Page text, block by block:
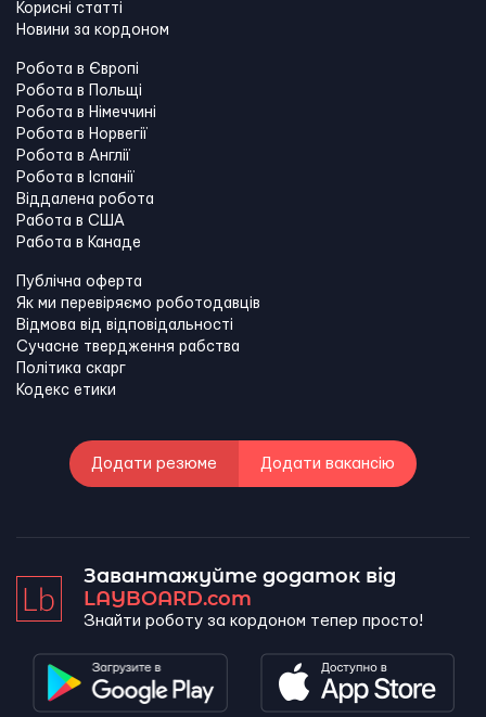
Корисні статті
Новини за кордоном
Робота в Європі
Робота в Польщі
Робота в Німеччині
Робота в Норвегії
Робота в Англії
Робота в Іспанії
Віддалена робота
Работа в США
Работа в Канадe
Публічна оферта
Як ми перевіряємо роботодавців
Відмова від відповідальності
Сучасне твердження рабства
Політика скарг
Кодекс етики
Додати резюме Додати вакансію
Завантажуйте додаток від
LAYBOARD.com
Знайти роботу за кордоном тепер просто!